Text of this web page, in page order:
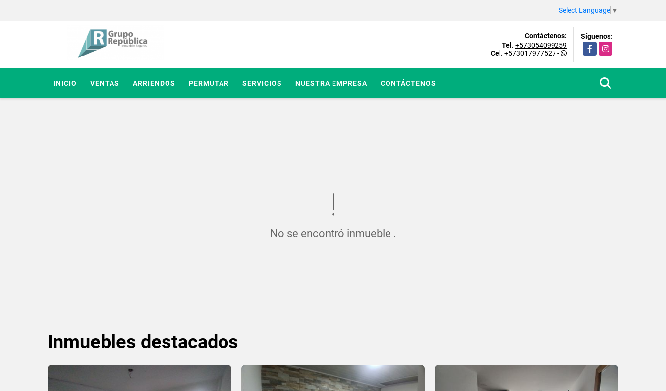
Select Language ▼
Contáctenos:
Tel. +573054099259
Cel. +573017977527-
Síguenos:
FacebookInstagram
INICIO VENTAS ARRIENDOS PERMUTAR SERVICIOS NUESTRA EMPRESA CONTÁCTENOS
No se encontró inmueble .
Inmuebles destacados